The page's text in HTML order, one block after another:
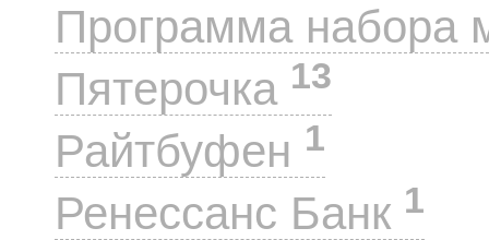
Программа набора
Пятерочка 13
Райтбуфен 1
Ренессанс Банк 1